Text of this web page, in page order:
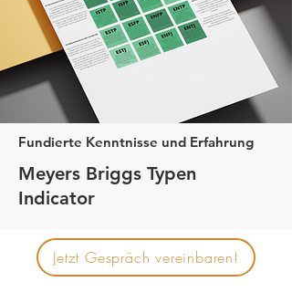
Fundierte Kenntnisse und Erfahrung
Meyers Briggs Typen
Indicator
Jetzt Gespräch vereinbaren!